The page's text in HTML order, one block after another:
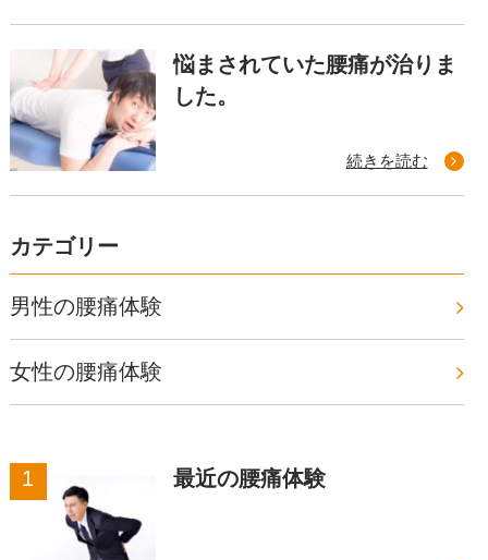
悩まされていた腰痛が治りま
した。
続きを読む
カテゴリー
男性の腰痛体験
女性の腰痛体験
最近の腰痛体験